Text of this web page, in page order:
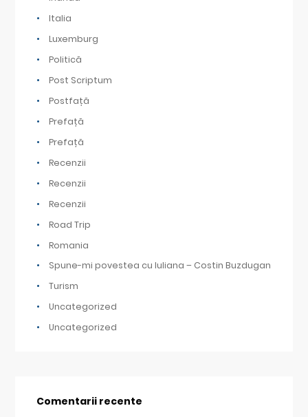
Italia
Luxemburg
Politică
Post Scriptum
Postfață
Prefață
Prefață
Recenzii
Recenzii
Recenzii
Road Trip
Romania
Spune-mi povestea cu Iuliana – Costin Buzdugan
Turism
Uncategorized
Uncategorized
Comentarii recente